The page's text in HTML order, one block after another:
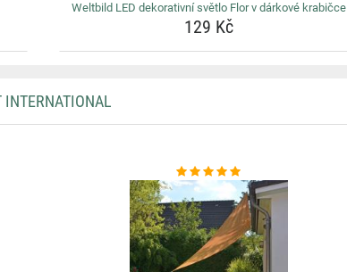
Weltbild LED dekorativní světlo Flor v dárkové krabičce
129 Kč
INTERNATIONAL